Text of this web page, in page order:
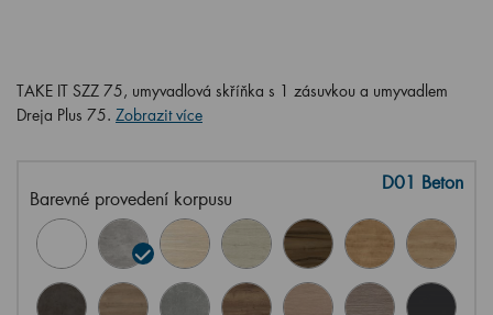
TAKE IT SZZ 75, umyvadlová skříňka s 1 zásuvkou a umyvadlem
Dreja Plus 75. Zobrazit více
Barevné provedení korpusu
D01 Beton